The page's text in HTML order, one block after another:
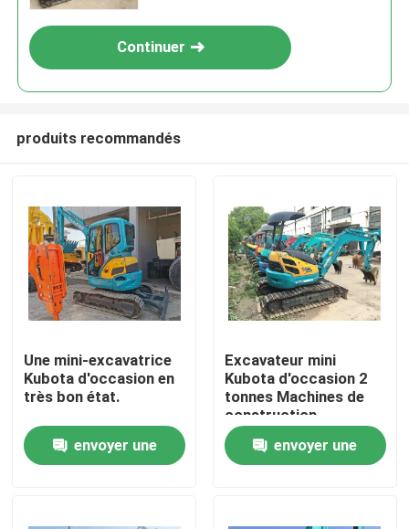
À la maison
Produits
Vidéos
Continuer
produits recommandés
Une mini-excavatrice
Kubota d'occasion en
très bon état.
envoyer une
Excavateur mini
Kubota d'occasion 2
tonnes Machines de
construction
d'occasion
envoyer une